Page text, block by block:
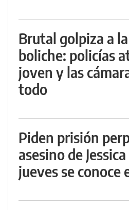
Brutal golpiza a
boliche: policías
joven y las
todo
Piden prisión
asesino de
jueves se conoce